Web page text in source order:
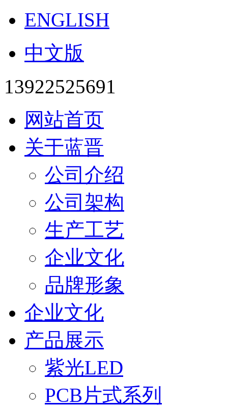
ENGLISH
中文版
13922525691
网站首页
关于蓝晋
公司介绍
公司架构
生产工艺
企业文化
品牌形象
企业文化
产品展示
紫光LED
PCB片式系列